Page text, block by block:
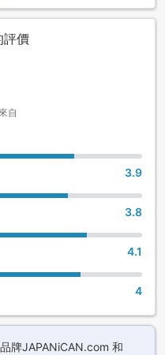
評價
自
3.9
3.8
4.1
4
牌JAPANiCAN.com 和